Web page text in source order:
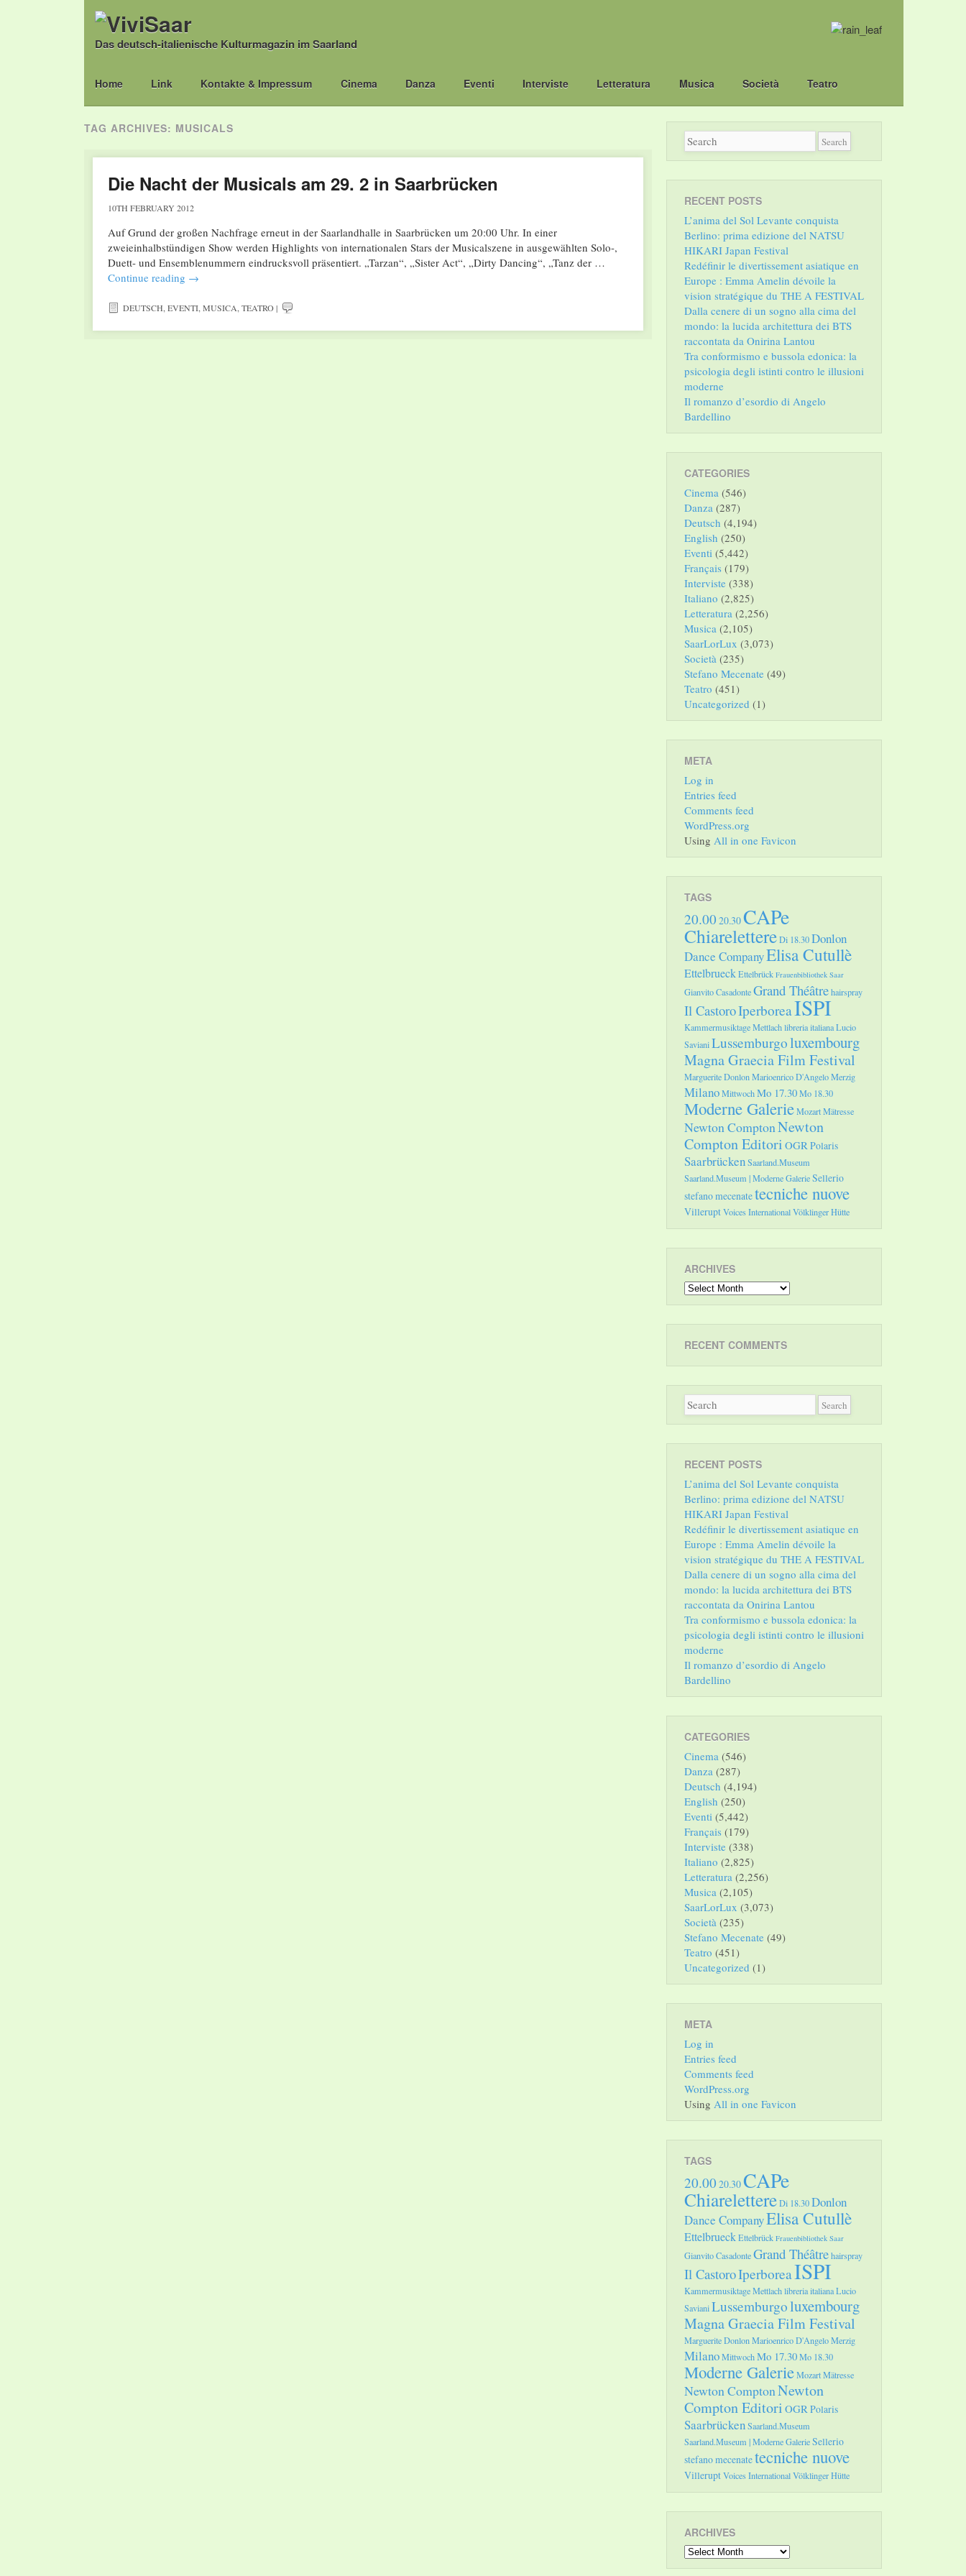
Das deutsch-italienische Kulturmagazin im Saarland
Main menu
Skip
Home Link Kontakte & Impressum Cinema Danza Eventi Interviste Letteratura Musica Società Teatro
TAG ARCHIVES: MUSICALS
Die Nacht der Musicals am 29. 2 in Saarbrücken
10TH FEBRUARY 2012
Auf Grund der großen Nachfrage erneut in der Saarlandhalle in Saarbrücken um 20:00 Uhr. In einer
zweieinhalbstündigen Show werden Highlights von internationalen Stars der Musicalszene in ausgewählten Solo-,
Duett- und Ensemblenummern eindrucksvoll präsentiert. „Tarzan“, „Sister Act“, „Dirty Dancing“, „Tanz der …
Continue reading →
DEUTSCH,EVENTI,MUSICA,TEATRO|
RECENT POSTS
L’anima del Sol Levante conquista
Berlino: prima edizione del NATSU
HIKARI Japan Festival
Redéfinir le divertissement asiatique en
Europe : Emma Amelin dévoile la
vision stratégique du THE A FESTIVAL
Dalla cenere di un sogno alla cima del
mondo: la lucida architettura dei BTS
raccontata da Onirina Lantou
Tra conformismo e bussola edonica: la
psicologia degli istinti contro le illusioni
moderne
Il romanzo d’esordio di Angelo
Bardellino
CATEGORIES
Cinema (546)
Danza (287)
Deutsch (4,194)
English (250)
Eventi (5,442)
Français (179)
Interviste (338)
Italiano (2,825)
Letteratura (2,256)
Musica (2,105)
SaarLorLux (3,073)
Società (235)
Stefano Mecenate (49)
Teatro (451)
Uncategorized (1)
META
Log in
Entries feed
Comments feed
WordPress.org
Using All in one Favicon
TAGS
20.00 20.30CAPe
ChiarelettereDi 18.30Donlon
Dance CompanyElisa Cutullè
EttelbrueckEttelbrück Frauenbibliothek Saar
Gianvito CasadonteGrand Théâtrehairspray
Il CastoroIperboreaISPI
Kammermusiktage Mettlachlibreria italianaLucio
SavianiLussemburgoluxembourg
Magna Graecia Film Festival
Marguerite DonlonMarioenrico D'AngeloMerzig
MilanoMittwochMo 17.30Mo 18.30
Moderne GalerieMozartMätresse
Newton ComptonNewton
Compton Editori OGRPolaris
SaarbrückenSaarland.Museum
Saarland.Museum | Moderne GalerieSellerio
stefano mecenatetecniche nuove
VilleruptVoices InternationalVölklinger Hütte
ARCHIVES
Archives
RECENT COMMENTS
RECENT POSTS
L’anima del Sol Levante conquista
Berlino: prima edizione del NATSU
HIKARI Japan Festival
Redéfinir le divertissement asiatique en
Europe : Emma Amelin dévoile la
vision stratégique du THE A FESTIVAL
Dalla cenere di un sogno alla cima del
mondo: la lucida architettura dei BTS
raccontata da Onirina Lantou
Tra conformismo e bussola edonica: la
psicologia degli istinti contro le illusioni
moderne
Il romanzo d’esordio di Angelo
Bardellino
CATEGORIES
Cinema (546)
Danza (287)
Deutsch (4,194)
English (250)
Eventi (5,442)
Français (179)
Interviste (338)
Italiano (2,825)
Letteratura (2,256)
Musica (2,105)
SaarLorLux (3,073)
Società (235)
Stefano Mecenate (49)
Teatro (451)
Uncategorized (1)
META
Log in
Entries feed
Comments feed
WordPress.org
Using All in one Favicon
TAGS
20.00 20.30CAPe
ChiarelettereDi 18.30Donlon
Dance CompanyElisa Cutullè
EttelbrueckEttelbrück Frauenbibliothek Saar
Gianvito CasadonteGrand Théâtrehairspray
Il CastoroIperboreaISPI
Kammermusiktage Mettlachlibreria italianaLucio
SavianiLussemburgoluxembourg
Magna Graecia Film Festival
Marguerite DonlonMarioenrico D'AngeloMerzig
MilanoMittwochMo 17.30Mo 18.30
Moderne GalerieMozartMätresse
Newton ComptonNewton
Compton Editori OGRPolaris
SaarbrückenSaarland.Museum
Saarland.Museum | Moderne GalerieSellerio
stefano mecenatetecniche nuove
VilleruptVoices InternationalVölklinger Hütte
ARCHIVES
Archives